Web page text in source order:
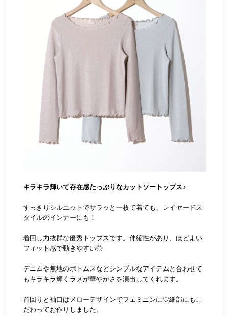
キラキラ輝いて存在感たっぷりなカットソートップス♪
すっきりシルエットでサラッと一枚で着ても、レイヤードス
タイルのインナーにも！
着回し力抜群な優秀トップスです。伸縮性があり、ほどよい
フィット感で動きやすい◎
デニムや無地のボトムスなどシンプルなアイテムと合わせて
もキラキラ輝くラメが華やかさを演出してくれます。
首回りと袖口はメローデザインでフェミニンに♡細部にもこ
だわってお作りしました。